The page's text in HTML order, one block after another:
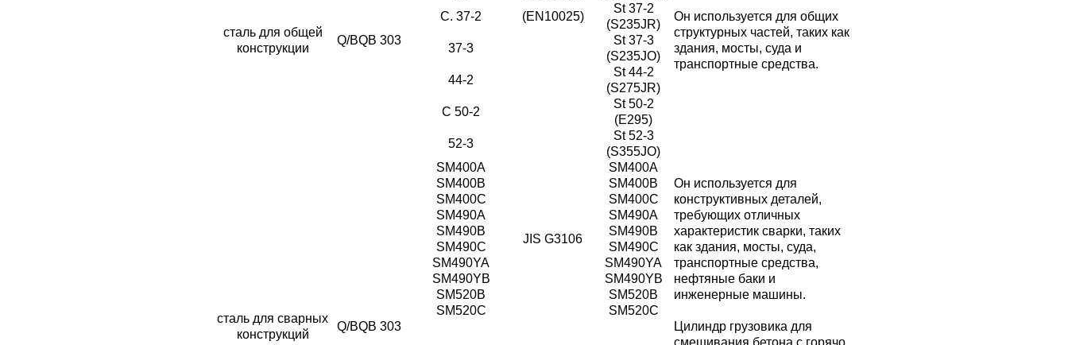
сталь для общей
конструкции
Q/BQB 303
Он используется для общих
структурных частей, таких как
здания, мосты, суда и
транспортные средства.
С. 37-2
(EN10025)
St 37-2
(S235JR)
37-3
St 37-3
(S235JO)
44-2
St 44-2
(S275JR)
С 50-2
St 50-2
(E295)
52-3
St 52-3
(S355JO)
сталь для сварных
конструкций
Q/BQB 303
SM400A
JIS G3106
SM400A
Он используется для
конструктивных деталей,
требующих отличных
характеристик сварки, таких
как здания, мосты, суда,
транспортные средства,
нефтяные баки и
инженерные машины.
SM400B
SM400B
SM400C
SM400C
SM490A
SM490A
SM490B
SM490B
SM490C
SM490C
SM490YA
SM490YA
SM490YB
SM490YB
SM520B
SM520B
SM520C
SM520C
Цилиндр грузовика для
смешивания бетона с горячо